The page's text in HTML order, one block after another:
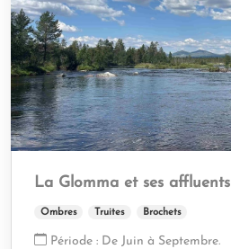
La Glomma et ses affluents
Ombres Truites Brochets
Période : De Juin à Septembre.